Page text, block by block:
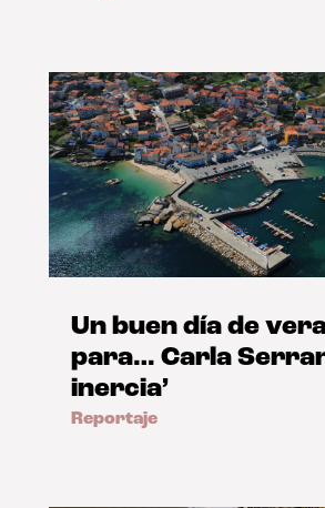
Un buen día de
para… Carla
inercia’
Reportaje